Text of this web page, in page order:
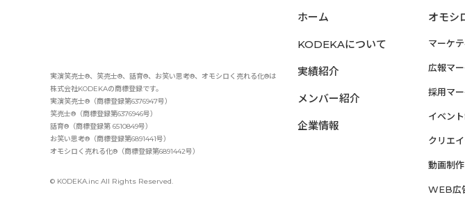
実演笑売士®、笑売士®、話育®、お笑い思考®、オモシロく売れる化®は
株式会社KODEKAの商標登録です。
実演笑売士®（商標登録第6376947号）
笑売士®（商標登録第6376946号）
話育®（商標登録第 6510849号）
お笑い思考®（商標登録第6891441号）
オモシロく売れる化®（商標登録第6891442号）
© KODEKA.inc All Rights Reserved.
ホーム
KODEKAについて
実績紹介
メンバー紹介
企業情報
オモシ
マーケ
広報マ
採用マ
イベン
クリエ
動画制作
WEB広